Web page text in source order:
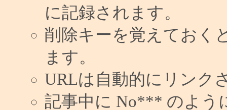
に記録されます。
削除キーを覚えておく
ます。
URLは自動的にリンク
記事中に No*** のよう